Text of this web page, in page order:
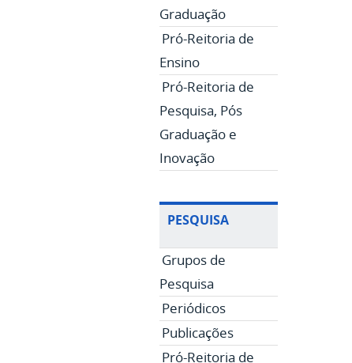
Graduação
Pró-Reitoria de
Ensino
Pró-Reitoria de
Pesquisa, Pós
Graduação e
Inovação
PESQUISA
Grupos de
Pesquisa
Periódicos
Publicações
Pró-Reitoria de